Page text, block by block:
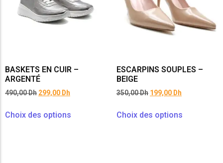
BASKETS EN CUIR –
ARGENTÉ
490,00Dh 299,00 Dh
Choix des options
ESCARPINS SOUPLES –
BEIGE
350,00Dh 199,00 Dh
Choix des options